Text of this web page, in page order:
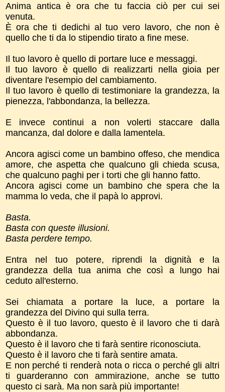
Anima antica è ora che tu faccia ciò per cui sei
venuta.
È ora che ti dedichi al tuo vero lavoro, che non è
quello che ti da lo stipendio tirato a fine mese.
Il tuo lavoro è quello di portare luce e messaggi.
Il tuo lavoro è quello di realizzarti nella gioia per
diventare l'esempio del cambiamento.
Il tuo lavoro è quello di testimoniare la grandezza, la
pienezza, l'abbondanza, la bellezza.
E invece continui a non volerti staccare dalla
mancanza, dal dolore e dalla lamentela.
Ancora agisci come un bambino offeso, che mendica
amore, che aspetta che qualcuno gli chieda scusa,
che qualcuno paghi per i torti che gli hanno fatto.
Ancora agisci come un bambino che spera che la
mamma lo veda, che il papà lo approvi.
Basta.
Basta con queste illusioni.
Basta perdere tempo.
Entra nel tuo potere, riprendi la dignità e la
grandezza della tua anima che così a lungo hai
ceduto all'esterno.
Sei chiamata a portare la luce, a portare la
grandezza del Divino qui sulla terra.
Questo è il tuo lavoro, questo è il lavoro che ti darà
abbondanza.
Questo è il lavoro che ti farà sentire riconosciuta.
Questo è il lavoro che ti farà sentire amata.
E non perché ti renderà nota o ricca o perché gli altri
ti guarderanno con ammirazione, anche se tutto
questo ci sarà. Ma non sarà più importante!